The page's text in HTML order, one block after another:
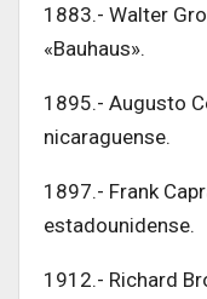
1883.- Walter
«Bauhaus».
1895.- Augusto
nicaraguense.
1897.- Frank
estadounidense.
1912.- Richard